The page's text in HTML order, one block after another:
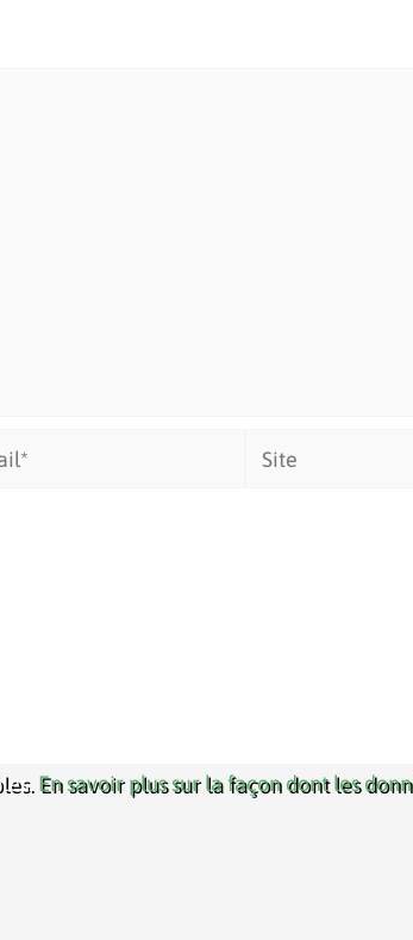
Site
En savoir plus sur la façon dont les